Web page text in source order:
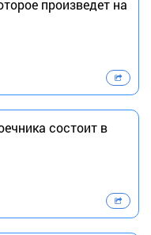
произведет на
состоит в